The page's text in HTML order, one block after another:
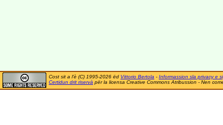
Cost sit a l'è (C) 1995-2026 ëd Vittorio Bertola - Informassion sla privacy e
Certidun drit riservà për la licensa Creative Commons Atribussion - Nen